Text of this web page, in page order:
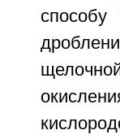
способу